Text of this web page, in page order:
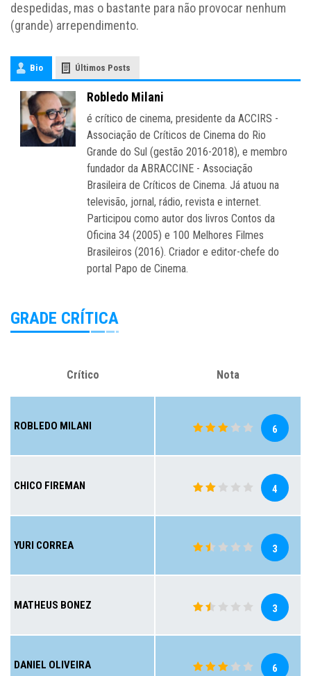
despedidas, mas o bastante para não provocar nenhum
(grande) arrependimento.
Bio Últimos Posts
Robledo Milani
é crítico de cinema, presidente da ACCIRS -
Associação de Críticos de Cinema do Rio
Grande do Sul (gestão 2016-2018), e membro
fundador da ABRACCINE - Associação
Brasileira de Críticos de Cinema. Já atuou na
televisão, jornal, rádio, revista e internet.
Participou como autor dos livros Contos da
Oficina 34 (2005) e 100 Melhores Filmes
Brasileiros (2016). Criador e editor-chefe do
portal Papo de Cinema.
GRADE CRÍTICA
Crítico Nota
ROBLEDO MILANI 6
CHICO FIREMAN 4
YURI CORREA 3
MATHEUS BONEZ 3
DANIEL OLIVEIRA 6